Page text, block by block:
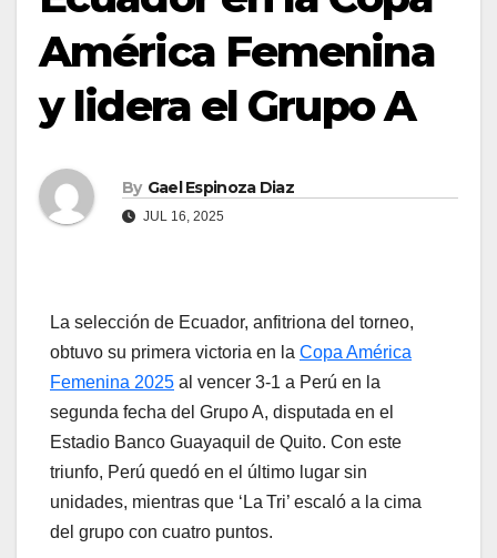
América Femenina
y lidera el Grupo A
By Gael Espinoza Diaz
JUL 16, 2025
La selección de Ecuador, anfitriona del torneo,
obtuvo su primera victoria en la Copa América
Femenina 2025 al vencer 3‑1 a Perú en la
segunda fecha del Grupo A, disputada en el
Estadio Banco Guayaquil de Quito. Con este
triunfo, Perú quedó en el último lugar sin
unidades, mientras que ‘La Tri’ escaló a la cima
del grupo con cuatro puntos.